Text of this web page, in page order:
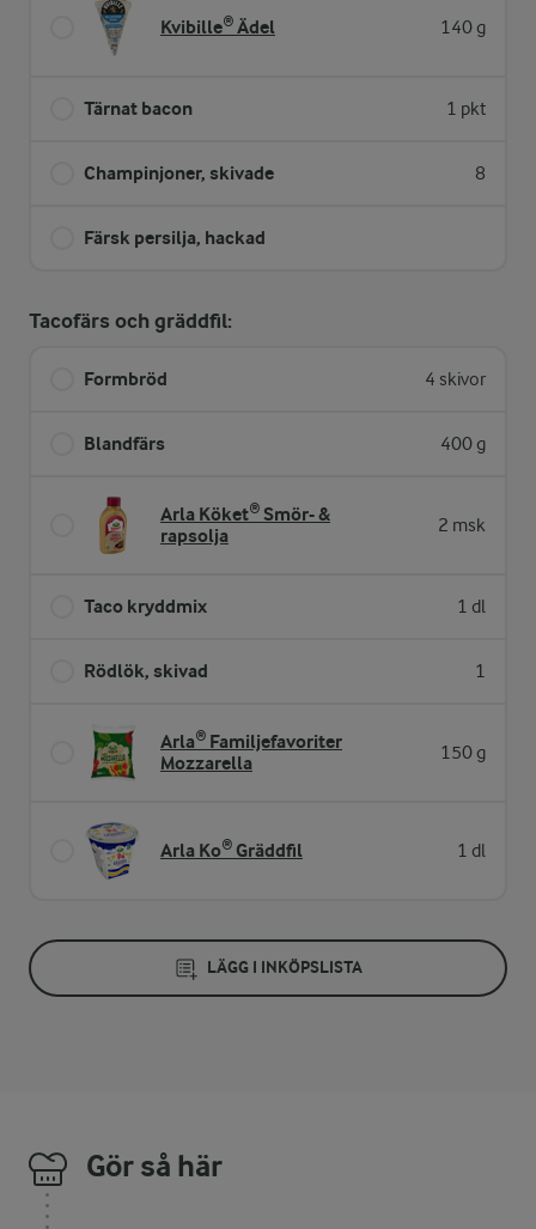
Kvibille® Ädel 140 g
Tärnat bacon 1 pkt
Champinjoner, skivade 8
Färsk persilja, hackad
Tacofärs och gräddfil:
Formbröd 4 skivor
Blandfärs 400 g
Arla Köket® Smör- &
rapsolja
2 msk
Taco kryddmix 1 dl
Rödlök, skivad 1
Arla® Familjefavoriter
Mozzarella
150 g
Arla Ko® Gräddfil 1 dl
LÄGG I INKÖPSLISTA
Gör så här